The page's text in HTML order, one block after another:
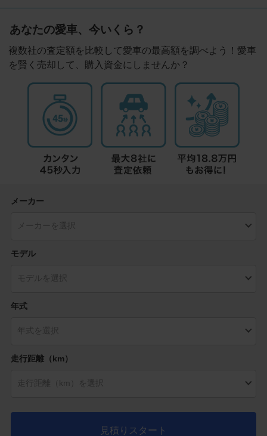
あなたの愛車、今いくら？
複数社の査定額を比較して愛車の最高額を調べよう！愛車
を賢く売却して、購入資金にしませんか？
メーカー
モデル
年式
走行距離（km）
見積りスタート